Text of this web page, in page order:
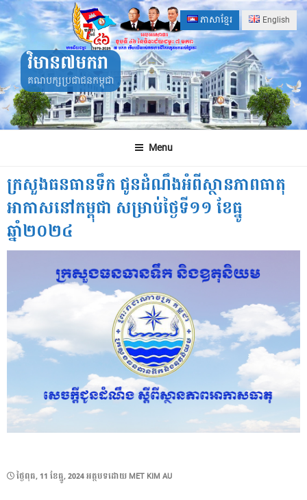
Skip
to
content
ភាសាខ្មែរ English
វិមាន៧មករា
គណបក្សប្រជាជនកម្ពុជា
Menu
ក្រសួងធនធានទឹក ជូនដំណឹងអំពីស្ថានភាពធាតុ
អាកាសនៅកម្ពុជា សម្រាប់ថ្ងៃទី១១ ខែធ្នូ
ឆ្នាំ២០២៤
POSTED
ថ្ងៃ​ពុធ, 11 ខែ​ធ្នូ, 2024អត្ថបទដោយ MET KIM AU